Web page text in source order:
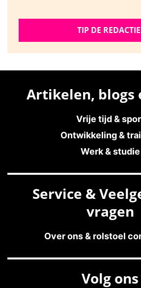
TIP DE
Artikelen, blogs
Vrije tijd &
Ontwikkeling &
Werk & studie
Service &
vragen
Over ons & rolstoel
Volg ons